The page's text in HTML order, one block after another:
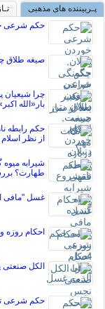
پـربیننده های مذهبی
حکم شرعی
صیغه طلاق
چرا شیعیان
بار«الله
حکم رابطه
از نظر
شیرابه میوه
طهارت؟
غسل "مافی
احکام روزه
الکل
حکم شرعی